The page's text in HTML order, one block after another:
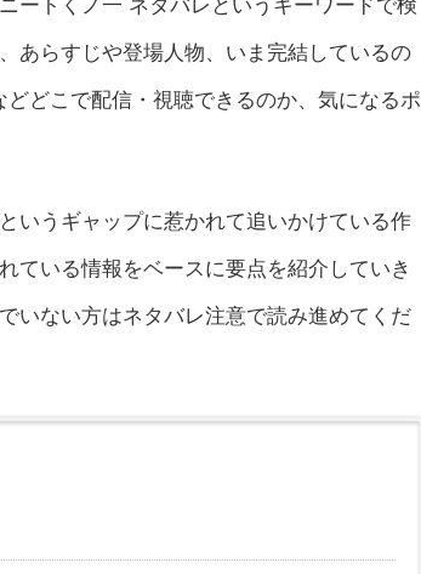
ートくノ一 ネタバレというキーワードで検
あらすじや登場人物、いま完結しているの
どこで配信・視聴できるのか、気になるポ
いうギャップに惹かれて追いかけている作
ている情報をベースに要点を紹介していき
いない方はネタバレ注意で読み進めてくだ